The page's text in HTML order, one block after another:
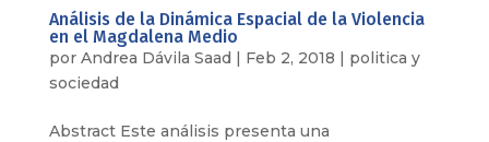
Análisis de la Dinámica Espacial de la Violencia
en el Magdalena Medio
por Andrea Dávila Saad | Feb 2, 2018 | politica y
sociedad
Abstract Este análisis presenta una